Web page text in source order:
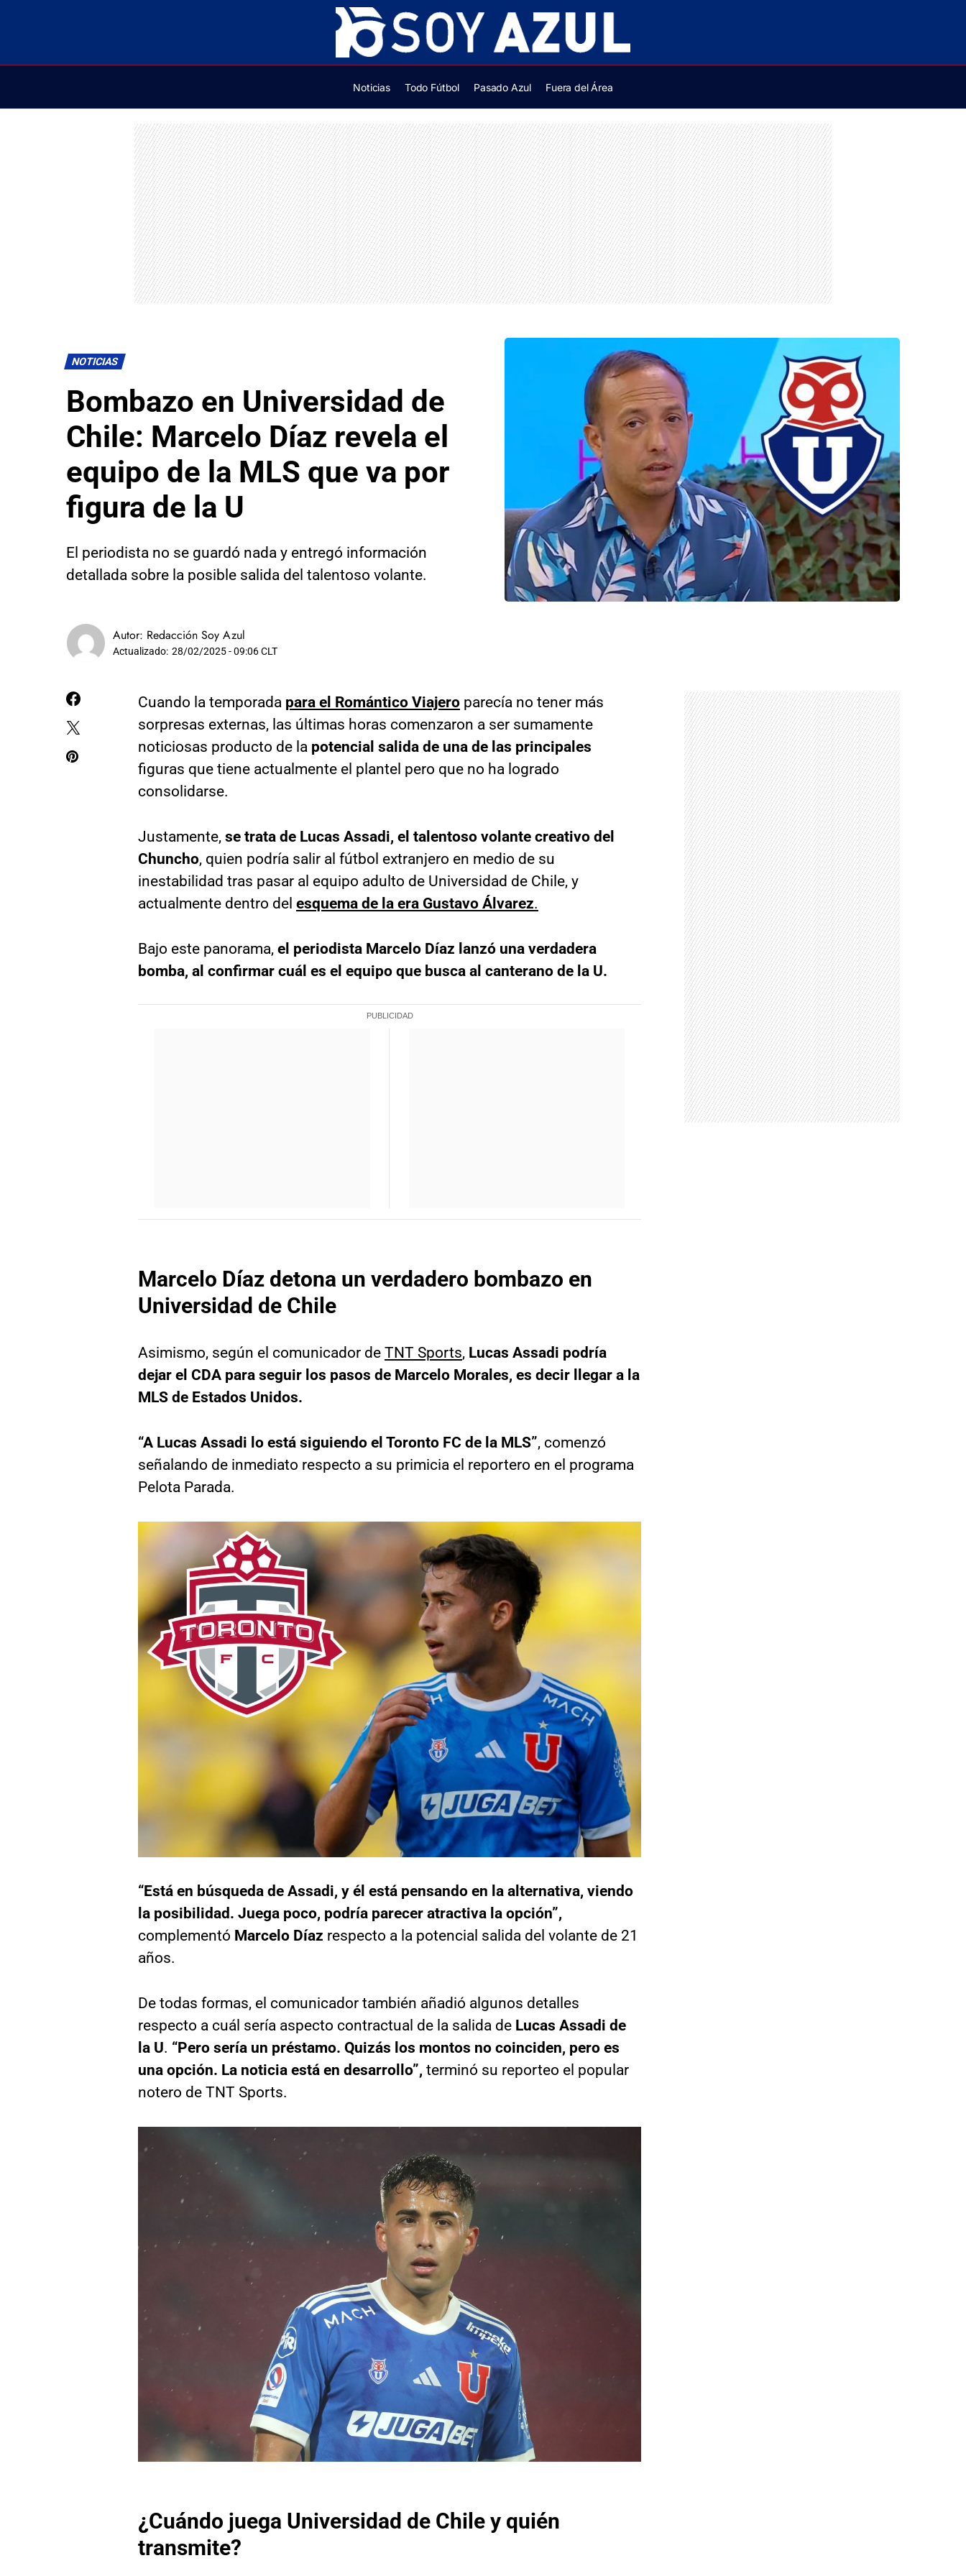
Noticias Todo Fútbol Pasado Azul Fuera del Área
NOTICIAS
Bombazo en Universidad de
Chile: Marcelo Díaz revela el
equipo de la MLS que va por
figura de la U
El periodista no se guardó nada y entregó información
detallada sobre la posible salida del talentoso volante.
Autor: Redacción Soy Azul
Actualizado: 28/02/2025 - 09:06 CLT
Cuando la temporada para el Romántico Viajero parecía no tener más
sorpresas externas, las últimas horas comenzaron a ser sumamente
noticiosas producto de la potencial salida de una de las principales
figuras que tiene actualmente el plantel pero que no ha logrado
consolidarse.
Justamente, se trata de Lucas Assadi, el talentoso volante creativo del
Chuncho, quien podría salir al fútbol extranjero en medio de su
inestabilidad tras pasar al equipo adulto de Universidad de Chile, y
actualmente dentro del esquema de la era Gustavo Álvarez.
Bajo este panorama, el periodista Marcelo Díaz lanzó una verdadera
bomba, al confirmar cuál es el equipo que busca al canterano de la U.
Marcelo Díaz detona un verdadero bombazo en
Universidad de Chile
Asimismo, según el comunicador de TNT Sports, Lucas Assadi podría
dejar el CDA para seguir los pasos de Marcelo Morales, es decir llegar a la
MLS de Estados Unidos.
“A Lucas Assadi lo está siguiendo el Toronto FC de la MLS”, comenzó
señalando de inmediato respecto a su primicia el reportero en el programa
Pelota Parada.
“Está en búsqueda de Assadi, y él está pensando en la alternativa, viendo
la posibilidad. Juega poco, podría parecer atractiva la opción”,
complementó Marcelo Díaz respecto a la potencial salida del volante de 21
años.
De todas formas, el comunicador también añadió algunos detalles
respecto a cuál sería aspecto contractual de la salida de Lucas Assadi de
la U. “Pero sería un préstamo. Quizás los montos no coinciden, pero es
una opción. La noticia está en desarrollo”, terminó su reporteo el popular
notero de TNT Sports.
¿Cuándo juega Universidad de Chile y quién
transmite?